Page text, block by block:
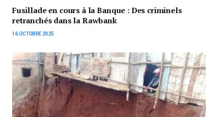
Fusillade en cours à la Banque : Des criminels
retranchés dans la Rawbank
16 OCTOBRE 2025